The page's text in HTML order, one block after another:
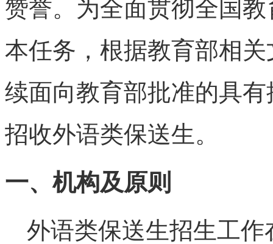
赞誉。为全面贯彻全国
本任务，根据教育部相
续面向教育部批准的具
招收外语类保送生。
一、机构及原则
外语类保送生招生工